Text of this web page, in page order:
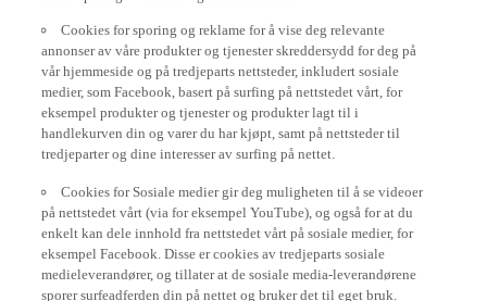
annonser av våre produkter og tjenester skreddersydd for deg på
vår hjemmeside og på tredjeparts nettsteder, inkludert sosiale
medier, som Facebook, basert på surfing på nettstedet vårt, for
eksempel produkter og tjenester og produkter lagt til i
handlekurven din og varer du har kjøpt, samt på nettsteder til
tredjeparter og dine interesser av surfing på nettet.
på nettstedet vårt (via for eksempel YouTube), og også for at du
enkelt kan dele innhold fra nettstedet vårt på sosiale medier, for
eksempel Facebook. Disse er cookies av tredjeparts sosiale
medieleverandører, og tillater at de sosiale media-leverandørene
sporer surfeadferden din på nettet og bruker det til eget bruk.